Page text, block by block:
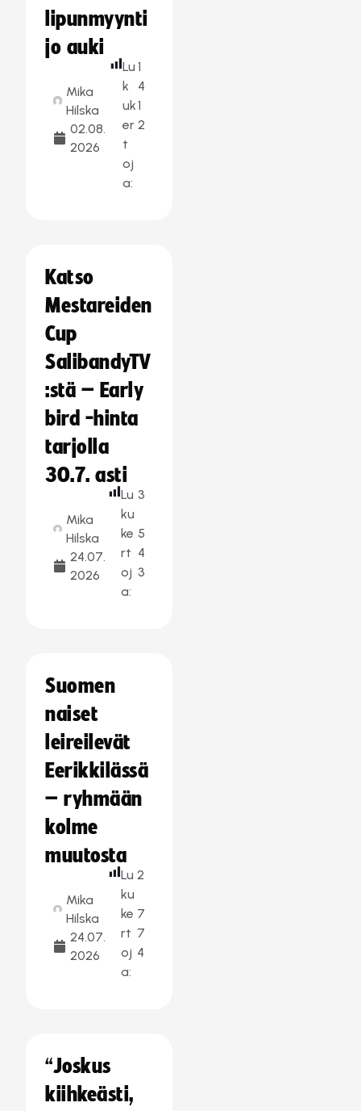
lipunmyynti
jo auki
Mika
Hilska
02.08.
2026
Lu
k
uk
er
t
oj
a:
1
4
1
2
Katso
Mestareiden
Cup
SalibandyTV
:stä – Early
bird -hinta
tarjolla
30.7. asti
Mika
Hilska
24.07.
2026
Lu
ku
ke
rt
oj
a:
3
5
4
3
Suomen
naiset
leireilevät
Eerikkilässä
– ryhmään
kolme
muutosta
Mika
Hilska
24.07.
2026
Lu
ku
ke
rt
oj
a:
2
7
7
4
“Joskus
kiihkeästi,